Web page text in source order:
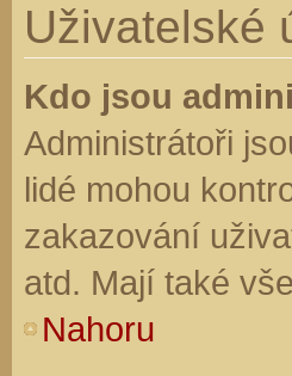
Uživatelské
Kdo jsou
Administrátoři
lidé mohou
zakazování
atd. Mají také
Nahoru